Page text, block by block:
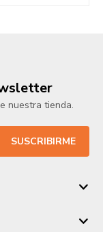
nuestra tienda.
SUSCRIBIRME